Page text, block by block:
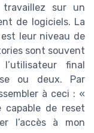
travaillez sur un
de logiciels. La
leur niveau de
sont souvent
final
ou deux. Par
à ceci : «
de reset
l’accès à mon